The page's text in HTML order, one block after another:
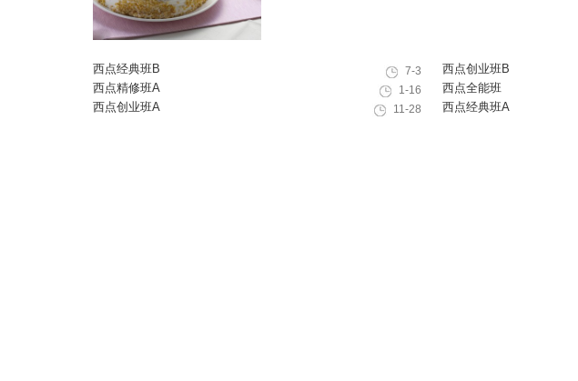
西点经典班B 7-3 西点创业班B
西点精修班A 1-16 西点全能班
西点创业班A 11-28 西点经典班A